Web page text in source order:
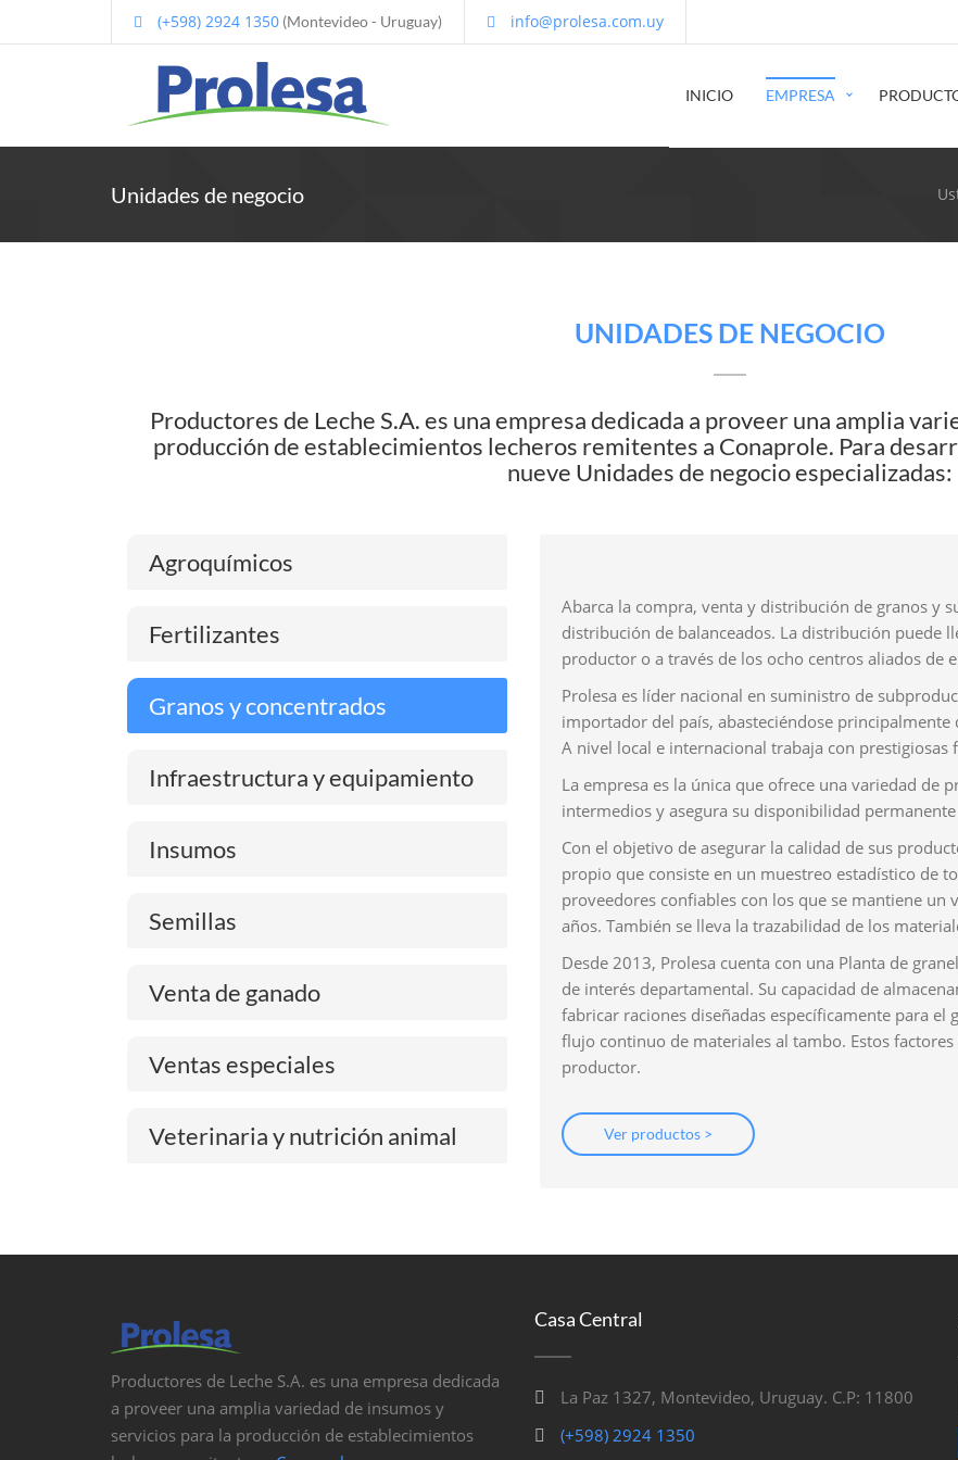
(+598) 2924 1350 (Montevideo - Uruguay) info@prolesa.com.uy
INICIO EMPRESA
Unidades de negocio
UNIDADES DE NEGOCIO
Productores de Leche S.A. es una empresa dedicada a proveer una amplia
producción de establecimientos lecheros remitentes a Conaprole. Para
nueve Unidades de negocio especializadas:
Agroquímicos
Fertilizantes
Granos y concentrados
Infraestructura y equipamiento
Insumos
Semillas
Venta de ganado
Ventas especiales
Veterinaria y nutrición animal
Abarca la compra, venta y distribución de granos y
distribución de balanceados. La distribución puede
productor o a través de los ocho centros aliados de
Prolesa es líder nacional en suministro de
importador del país, abasteciéndose principalmente
A nivel local e internacional trabaja con prestigiosas
La empresa es la única que ofrece una variedad de
intermedios y asegura su disponibilidad
Con el objetivo de asegurar la calidad de sus
propio que consiste en un muestreo estadístico de
proveedores confiables con los que se mantiene
años. También se lleva la trazabilidad de los
Desde 2013, Prolesa cuenta con una Planta de
de interés departamental. Su capacidad de
fabricar raciones diseñadas específicamente para el
flujo continuo de materiales al tambo. Estos
productor.
Ver productos >
Productores de Leche S.A. es una empresa dedicada
a proveer una amplia variedad de insumos y
servicios para la producción de establecimientos
Casa Central
La Paz 1327, Montevideo, Uruguay. C.P: 11800
(+598) 2924 1350